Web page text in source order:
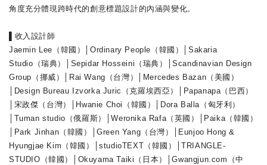
角度充分體現跨時代的創意標題設計的內涵與變化。
收入設計師
Jaemin Lee（韓國）│Ordinary People（韓國）│Sakaria
Studio（瑞典）│Sepidar Hosseini（瑞典）│Scandinavian Design
Group（挪威）│Rai Wang（台灣）│Mercedes Bazan（美國）
│Design Bureau Izvorka Juric（克羅埃西亞）│Papanapa（巴西）
│宋政傑（台灣）│Hwanie Choi（韓國）│Dora Balla（匈牙利）
│Tuman studio（俄羅斯）│Weronika Rafa（英國）│Paika（韓國）
│Park Jinhan（韓國）│Green Yang（台灣）│Eunjoo Hong &
Hyungjae Kim（韓國）│studioTEXT（韓國）│TRIANGLE-
STUDIO（韓國）│Okuyama Taiki（日本）│Gwangjun.com（中